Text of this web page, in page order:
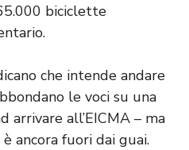
biciclette
che intende andare
le voci su una
arrivare all’EICMA – ma
ancora fuori dai guai.